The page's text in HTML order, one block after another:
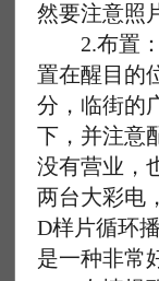
然要注意照
2.布置：
置在醒目的
分，临街的
下，并注意
没有营业，
两台大彩电
D样片循环
是一种非常